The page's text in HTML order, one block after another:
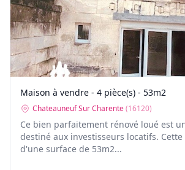
Maison à vendre - 4 pièce(s) - 53m2
Chateauneuf Sur Charente(16120)
Ce bien parfaitement rénové loué est
destiné aux investisseurs locatifs.
d'une surface de 53m2...